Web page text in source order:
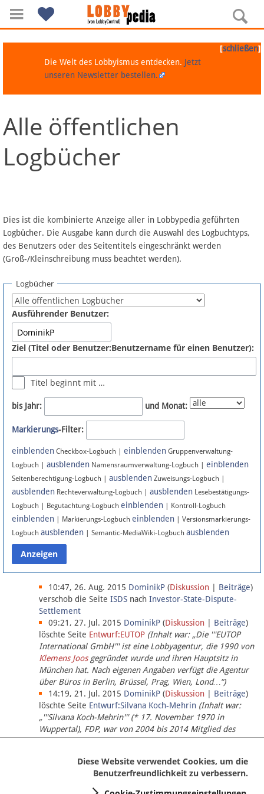
Navigation
Über Lobbypedia
Artikel nach Kategorien
FAQ
Fördermitglied werden
Fehler melden
Newsletter
Bluesky
Facebook
Instagram
Anmelden
Datenschutz
Über Lobbypedia
Impressum
[schließen]
Die Welt des Lobbyismus entdecken. Jetzt
unseren Newsletter bestellen.
Alle öffentlichen
Logbücher
Dies ist die kombinierte Anzeige aller in Lobbypedia geführten
Logbücher. Die Ausgabe kann durch die Auswahl des Logbuchtyps,
des Benutzers oder des Seitentitels eingeschränkt werden
(Groß-/Kleinschreibung muss beachtet werden).
Logbücher
Ausführender Benutzer:
Ziel (Titel oder Benutzer:Benutzername für einen Benutzer):
Titel beginnt mit …
bis Jahr: und Monat:
Markierungs-Filter:
einblenden Checkbox-Logbuch | einblenden Gruppenverwaltung-
Logbuch | ausblenden Namensraumverwaltung-Logbuch | einblenden
Seitenberechtigung-Logbuch | ausblenden Zuweisungs-Logbuch |
ausblenden Rechteverwaltung-Logbuch | ausblenden Lesebestätigungs-
Logbuch | Begutachtung-Logbuch einblenden | Kontroll-Logbuch
einblenden | Markierungs-Logbuch einblenden | Versionsmarkierungs-
Logbuch ausblenden | Semantic-MediaWiki-Logbuch ausblenden
10:47, 26. Aug. 2015 DominikP (Diskussion Beiträge)
verschob die Seite ISDS nach Investor-State-Dispute-
Settlement
09:21, 27. Jul. 2015 DominikP (Diskussion Beiträge)
löschte Seite Entwurf:EUTOP (Inhalt war: „Die '''EUTOP
International GmbH''' ist eine Lobbyagentur, die 1990 von
Klemens Joosgegründet wurde und ihren Hauptsitz in
München hat. Nach eigenen Angaben verfügt die Agentur
über Büros in Berlin, Brüssel, Prag, Wien, Lond…“)
14:19, 21. Jul. 2015 DominikP (Diskussion Beiträge)
löschte Seite Entwurf:Silvana Koch-Mehrin (Inhalt war:
„'''Silvana Koch-Mehrin''' (* 17. November 1970 in
Wuppertal), FDP, war von 2004 bis 2014 Mitglied des
Europäischen Parlaments, seit November 2014 ist sie für
Diese Website verwendet Cookies, um die
Benutzerfreundlichkeit zu verbessern.